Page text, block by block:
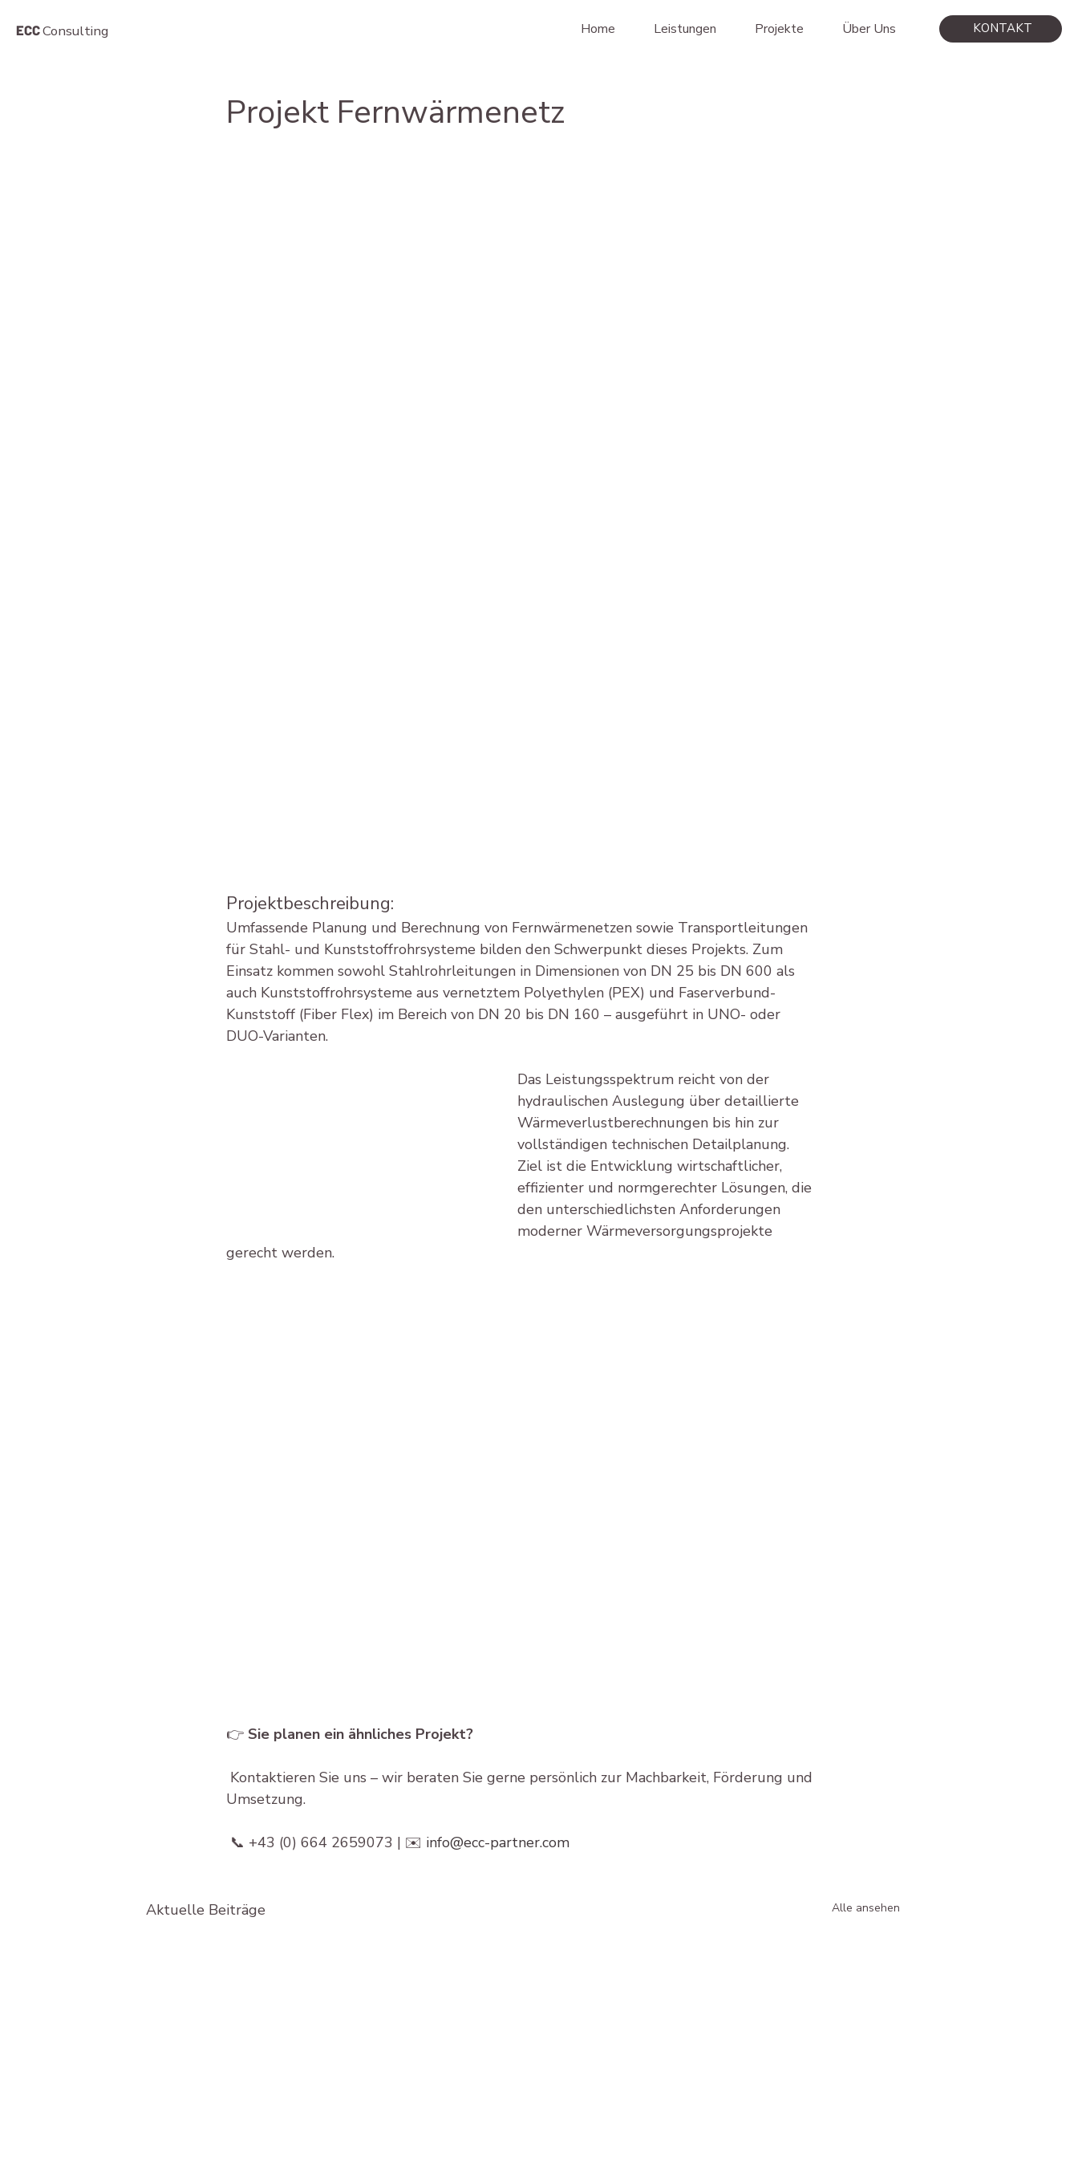
ECCConsulting Home Leistungen Projekte Über Uns KONTAKT
Projekt Fernwärmenetz
Projektbeschreibung:
Umfassende Planung und Berechnung von Fernwärmenetzen sowie Transportleitungen
für Stahl- und Kunststoffrohrsysteme bilden den Schwerpunkt dieses Projekts. Zum
Einsatz kommen sowohl Stahlrohrleitungen in Dimensionen von DN 25 bis DN 600 als
auch Kunststoffrohrsysteme aus vernetztem Polyethylen (PEX) und Faserverbund-
Kunststoff (Fiber Flex) im Bereich von DN 20 bis DN 160 – ausgeführt in UNO- oder
DUO-Varianten.
Das Leistungsspektrum reicht von der
hydraulischen Auslegung über detaillierte
Wärmeverlustberechnungen bis hin zur
vollständigen technischen Detailplanung.
Ziel ist die Entwicklung wirtschaftlicher,
effizienter und normgerechter Lösungen, die
den unterschiedlichsten Anforderungen
moderner Wärmeversorgungsprojekte
gerecht werden.
👉 Sie planen ein ähnliches Projekt?
Umsetzung.
📞 +43 (0) 664 2659073 | ✉️ info@ecc-partner.com
Aktuelle Beiträge Alle ansehen